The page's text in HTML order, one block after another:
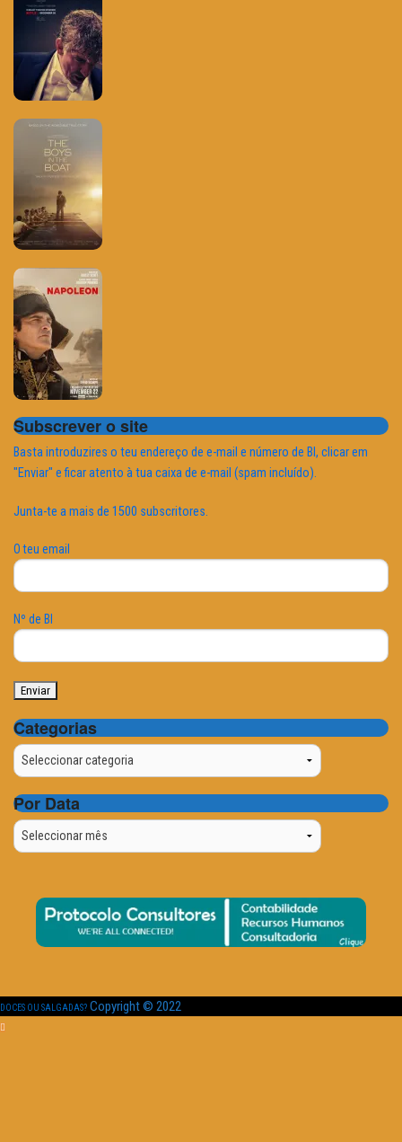
Subscrever o site
Basta introduzires o teu endereço de e-mail e número de BI, clicar em
"Enviar" e ficar atento à tua caixa de e-mail (spam incluído).
Junta-te a mais de 1500 subscritores.
O teu email
Nº de BI
Categorias
Categorias
Por Data
Por
Data
DOCES OU SALGADAS? Copyright © 2022